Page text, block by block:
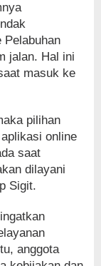
Pelabuhan
jalan. Hal ini
masuk ke
pilihan
online
saat
dilayani
Sigit.
anggota